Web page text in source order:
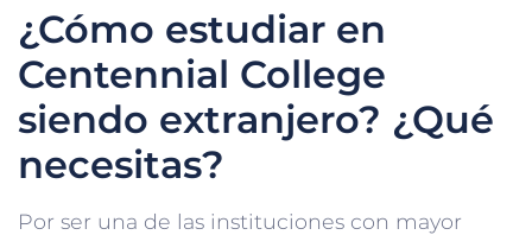
¿Cómo estudiar en
Centennial College
siendo extranjero? ¿Qué
necesitas?
Por ser una de las instituciones con mayor